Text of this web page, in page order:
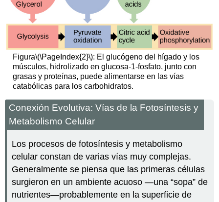
Figura\(\PageIndex{2}\): El glucógeno del hígado y los
músculos, hidrolizado en glucosa-1-fosfato, junto con
grasas y proteínas, puede alimentarse en las vías
catabólicas para los carbohidratos.
Conexión Evolutiva: Vías de la Fotosíntesis y
Metabolismo Celular
Los procesos de fotosíntesis y metabolismo
celular constan de varias vías muy complejas.
Generalmente se piensa que las primeras células
surgieron en un ambiente acuoso —una “sopa” de
nutrientes—probablemente en la superficie de